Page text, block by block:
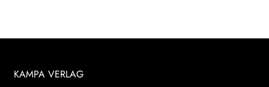
KAMPA VERLAG